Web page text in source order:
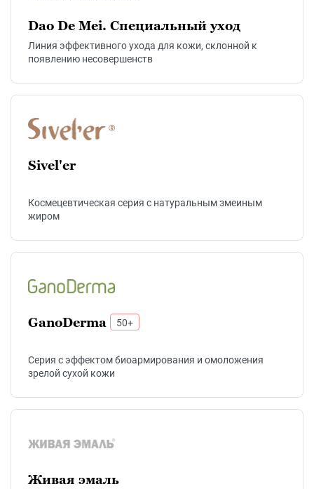
Dao De Mei. Специальный уход
Линия эффективного ухода для кожи, склонной к
появлению несовершенств
Sivel'er
Космецевтическая серия с натуральным змеиным
жиром
GanoDerma 50+
Серия с эффектом биоармирования и омоложения
зрелой сухой кожи
Живая эмаль